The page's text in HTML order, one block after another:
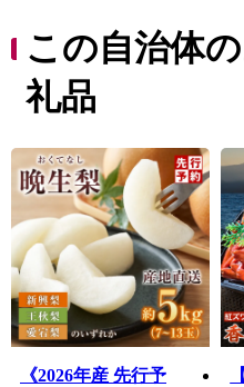
通してお楽しみください。
この自治体
礼品
《2026年産 先行予